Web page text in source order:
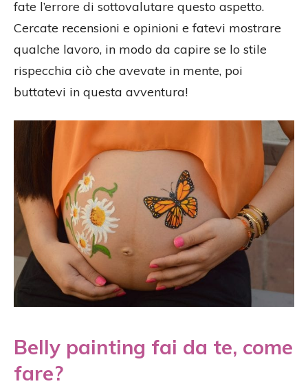
fate l’errore di sottovalutare questo aspetto.
Cercate recensioni e opinioni e fatevi mostrare
qualche lavoro, in modo da capire se lo stile
rispecchia ciò che avevate in mente, poi
buttatevi in questa avventura!
Belly painting fai da te, come
fare?